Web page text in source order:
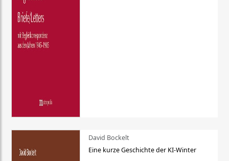
David Bockelt
Eine kurze Geschichte der KI-Winter